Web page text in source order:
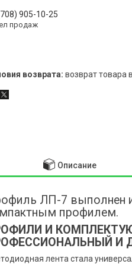
905-10-25
продаж
возврат товара
Описание
ЛП-7 выполнен
профилем.
И
И
лента стала